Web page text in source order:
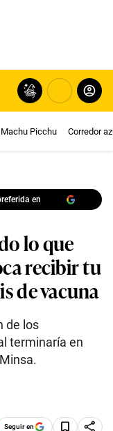
Machu Picchu Corredor
en
lo que
recibir tu
de vacuna
de los
terminaría en
Seguir en